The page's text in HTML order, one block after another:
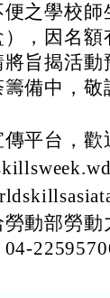
之學校
，因名額
旨揭活動
備中，敬
平台，歡
動部勞動